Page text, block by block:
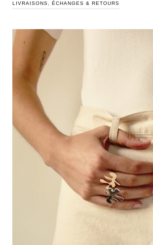
LIVRAISONS, ÉCHANGES & RETOURS